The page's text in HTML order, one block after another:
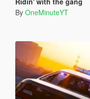
By OneMinuteYT